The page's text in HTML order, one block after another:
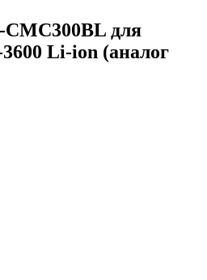
для
Li-ion (аналог